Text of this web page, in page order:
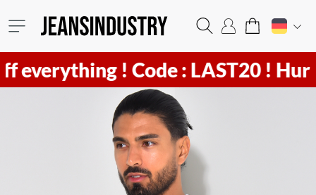
!Code : LAST20 ! Hurry